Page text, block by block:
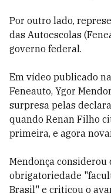
Por outro lado,
das Autoescolas
governo federal.
Em vídeo publicado
Feneauto, Ygor
surpresa pelas
quando Renan Filho
primeira, e agora
Mendonça
obrigatoriedade
Brasil" e criticou o